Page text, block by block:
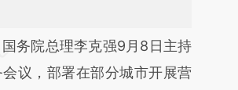
头增加这段话：本文由第三方
财新文章
国务院总理李克强9月8日主持
议，部署在部分城市开展营